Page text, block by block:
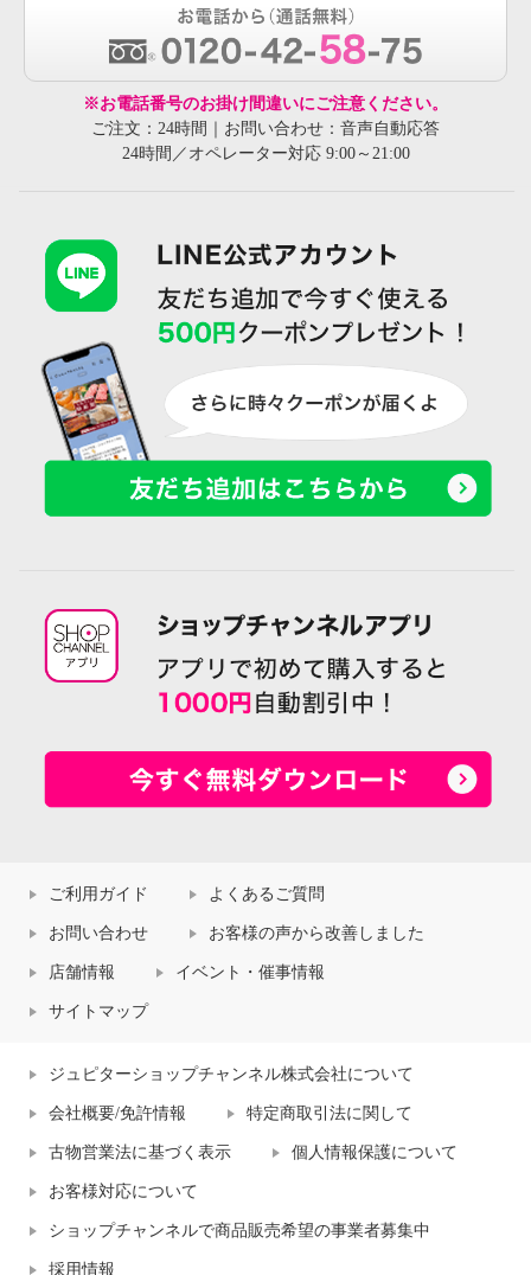
※お電話番号のお掛け間違いにご注意ください。
ご注文：24時間｜お問い合わせ：音声自動応答
24時間／オペレーター対応 9:00～21:00
ご利用ガイド よくあるご質問
お問い合わせ お客様の声から改善しました
店舗情報 イベント・催事情報
サイトマップ
ジュピターショップチャンネル株式会社について
会社概要/免許情報 特定商取引法に関して
古物営業法に基づく表示 個人情報保護について
お客様対応について
ショップチャンネルで商品販売希望の事業者募集中
採用情報